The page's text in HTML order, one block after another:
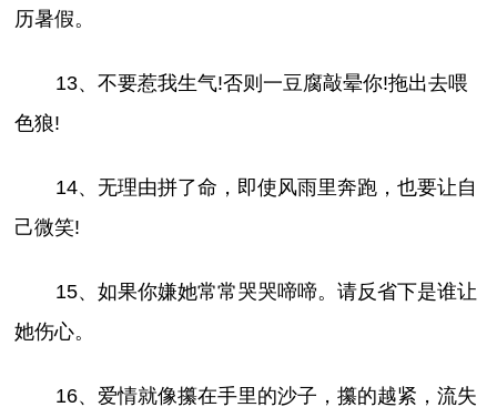
历暑假。
13、不要惹我生气!否则一豆腐敲晕你!拖出去喂
色狼!
14、无理由拼了命，即使风雨里奔跑，也要让自
己微笑!
15、如果你嫌她常常哭哭啼啼。请反省下是谁让
她伤心。
16、爱情就像攥在手里的沙子，攥的越紧，流失